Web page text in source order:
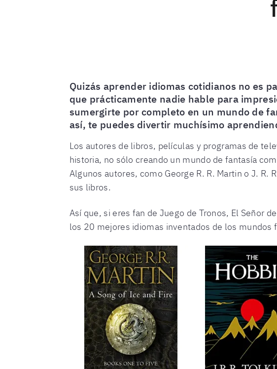
Quizás aprender idiomas cotidianos no es
que prácticamente nadie hable para
sumergirte por completo en un mundo de
así, te puedes divertir muchísimo
Los autores de libros, películas y programas de
historia, no sólo creando un mundo de fantasía
Algunos autores, como George R. R. Martin o J.
sus libros.
Así que, si eres fan de Juego de Tronos, El Señor
los 20 mejores idiomas inventados de los mundos